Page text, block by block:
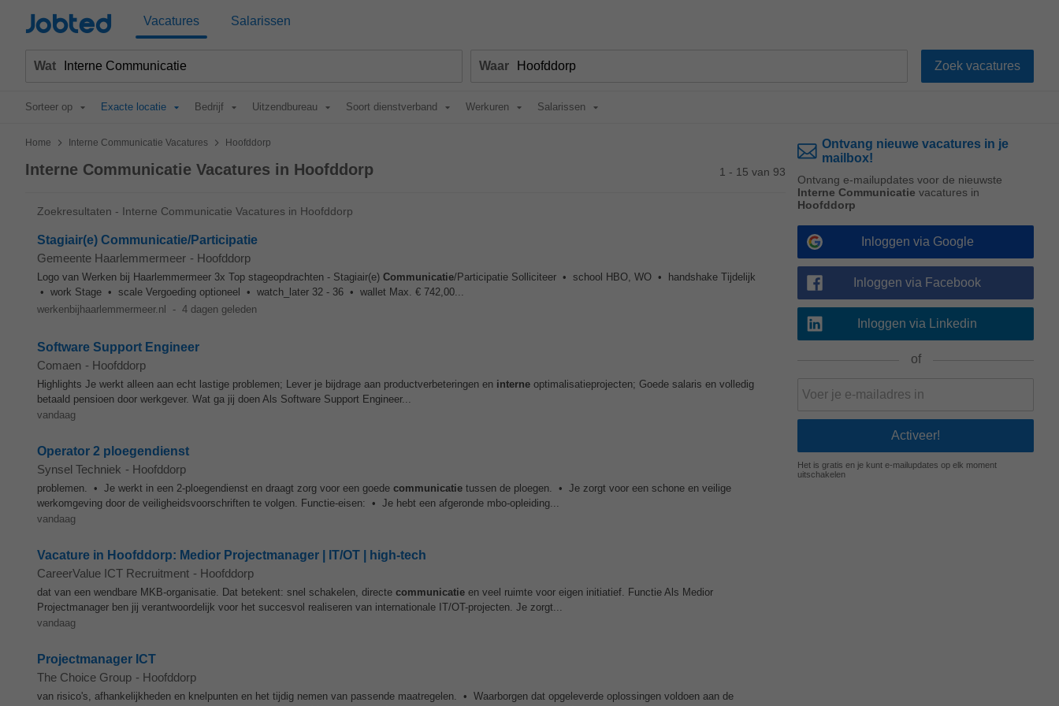
Jobted Vacatures Salarissen
Wat Waar
Sorteer op Exacte locatie Bedrijf Uitzendbureau Soort dienstverband Werkuren Salarissen
Home > Interne Communicatie Vacatures > Hoofddorp
Interne Communicatie Vacatures in Hoofddorp 1 - 15 van 93
Zoekresultaten - Interne Communicatie Vacatures in Hoofddorp
Stagiair(e) Communicatie/Participatie
Gemeente Haarlemmermeer - Hoofddorp
Logo van Werken bij Haarlemmermeer 3x Top stageopdrachten - Stagiair(e) Communicatie/Participatie Solliciteer • school HBO, WO • handshake Tijdelijk
• work Stage • scale Vergoeding optioneel • watch_later 32 - 36 • wallet Max. € 742,00...
werkenbijhaarlemmermeer.nl
- 4 dagen geleden
Software Support Engineer
Comaen - Hoofddorp
Highlights Je werkt alleen aan echt lastige problemen; Lever je bijdrage aan productverbeteringen en interne optimalisatieprojecten; Goede salaris en volledig
betaald pensioen door werkgever. Wat ga jij doen Als Software Support Engineer...
vandaag
Operator 2 ploegendienst
Synsel Techniek - Hoofddorp
problemen. • Je werkt in een 2-ploegendienst en draagt zorg voor een goede communicatie tussen de ploegen. • Je zorgt voor een schone en veilige
werkomgeving door de veiligheidsvoorschriften te volgen. Functie-eisen: • Je hebt een afgeronde mbo-opleiding...
vandaag
Vacature in Hoofddorp: Medior Projectmanager | IT/OT | high-tech
CareerValue ICT Recruitment - Hoofddorp
dat van een wendbare MKB-organisatie. Dat betekent: snel schakelen, directe communicatie en veel ruimte voor eigen initiatief. Functie Als Medior
Projectmanager ben jij verantwoordelijk voor het succesvol realiseren van internationale IT/OT-projecten. Je zorgt...
vandaag
Projectmanager ICT
The Choice Group - Hoofddorp
van risico's, afhankelijkheden en knelpunten en het tijdig nemen van passende maatregelen. • Waarborgen dat opgeleverde oplossingen voldoen aan de
Ontvang nieuwe vacatures in je
mailbox!
Ontvang e-mailupdates voor de nieuwste
Interne Communicatie vacatures in
Hoofddorp
Inloggen via Google
Inloggen via Facebook
Inloggen via Linkedin
of
Het is gratis en je kunt e-mailupdates op elk moment
uitschakelen